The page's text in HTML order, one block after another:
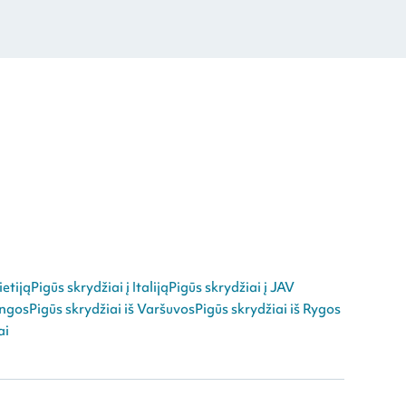
Pigūs skrydžiai į ItalijąPigūs skrydžiai į JAV
Pigūs skrydžiai iš VaršuvosPigūs skrydžiai iš Rygos